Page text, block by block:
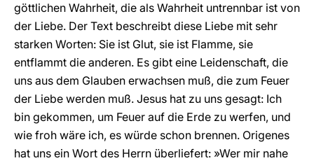
göttlichen Wahrheit, die als Wahrheit untrennbar ist von
der Liebe. Der Text beschreibt diese Liebe mit sehr
starken Worten: Sie ist Glut, sie ist Flamme, sie
entflammt die anderen. Es gibt eine Leidenschaft, die
uns aus dem Glauben erwachsen muß, die zum Feuer
der Liebe werden muß. Jesus hat zu uns gesagt: Ich
bin gekommen, um Feuer auf die Erde zu werfen, und
wie froh wäre ich, es würde schon brennen. Origenes
hat uns ein Wort des Herrn überliefert: »Wer mir nahe